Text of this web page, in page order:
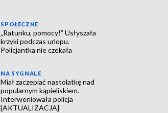
SPOŁECZNE
„Ratunku, pomocy!” Usłyszała
krzyki podczas urlopu.
Policjantka nie czekała
NA SYGNALE
Miał zaczepiać nastolatkę nad
popularnym kąpieliskiem.
Interweniowała policja
[AKTUALIZACJA]